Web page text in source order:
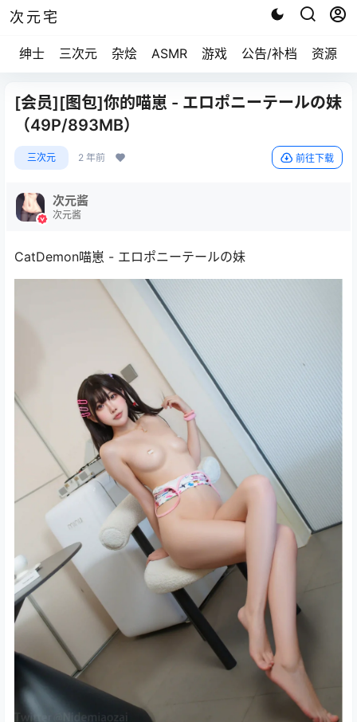
次元宅
绅士 三次元 杂烩 ASMR 游戏 公告/补档 资源求
[会员][图包]你的喵崽 - エロポニーテールの妹
（49P/893MB）
三次元 2 年前 前往下载
次元酱
次元酱
CatDemon喵崽 - エロポニーテールの妹